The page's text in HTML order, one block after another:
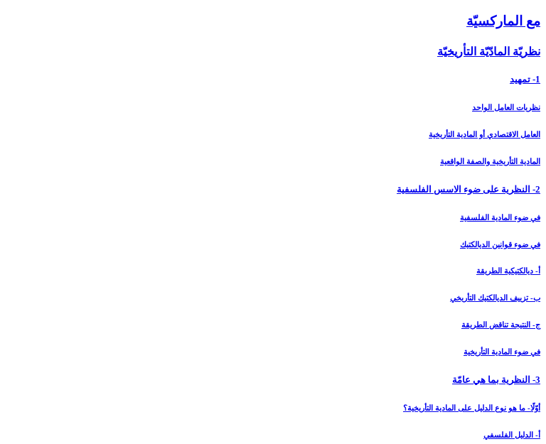
مع الماركسيّة
نظريّة المادّيّة التأريخيّة
1- تمهيد
نظريات العامل الواحد
العامل الاقتصادي أو المادية التأريخية
المادية التأريخية والصفة الواقعية
2- النظرية على ضوء الاسس الفلسفية
في ضوء المادية الفلسفية
في ضوء قوانين الديالكتيك
أ- ديالكتيكية الطريقة
ب- تزييف الديالكتيك التأريخي
ج- النتيجة تناقض الطريقة
في ضوء المادية التأريخية
3- النظرية بما هي عامّة
أوّلًا- ما هو نوع الدليل على المادية التأريخية؟
أ- الدليل الفلسفي